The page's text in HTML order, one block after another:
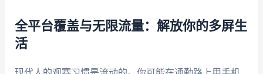
全平台覆盖与无限流量：解放你的多屏生
活